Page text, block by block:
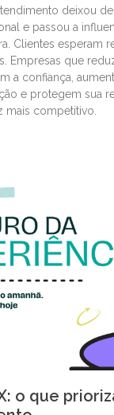
deixou
e passou a
Clientes esperam
Empresas que
a confiança,
e protegem sua
mais competitivo.
o que